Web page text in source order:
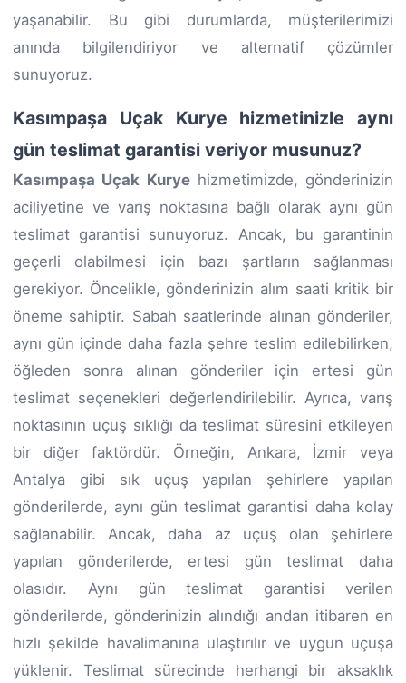
yaşanabilir. Bu gibi durumlarda, müşterilerimizi
anında bilgilendiriyor ve alternatif çözümler
sunuyoruz.
Kasımpaşa Uçak Kurye hizmetinizle aynı
gün teslimat garantisi veriyor musunuz?
Kasımpaşa Uçak Kuryehizmetimizde, gönderinizin
aciliyetine ve varış noktasına bağlı olarak aynı gün
teslimat garantisi sunuyoruz. Ancak, bu garantinin
geçerli olabilmesi için bazı şartların sağlanması
gerekiyor. Öncelikle, gönderinizin alım saati kritik bir
öneme sahiptir. Sabah saatlerinde alınan gönderiler,
aynı gün içinde daha fazla şehre teslim edilebilirken,
öğleden sonra alınan gönderiler için ertesi gün
teslimat seçenekleri değerlendirilebilir. Ayrıca, varış
noktasının uçuş sıklığı da teslimat süresini etkileyen
bir diğer faktördür. Örneğin, Ankara, İzmir veya
Antalya gibi sık uçuş yapılan şehirlere yapılan
gönderilerde, aynı gün teslimat garantisi daha kolay
sağlanabilir. Ancak, daha az uçuş olan şehirlere
yapılan gönderilerde, ertesi gün teslimat daha
olasıdır. Aynı gün teslimat garantisi verilen
gönderilerde, gönderinizin alındığı andan itibaren en
hızlı şekilde havalimanına ulaştırılır ve uygun uçuşa
yüklenir. Teslimat sürecinde herhangi bir aksaklık